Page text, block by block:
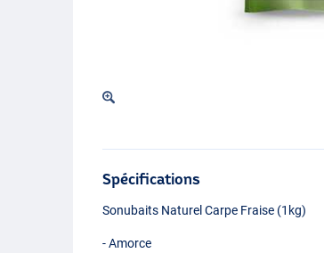
Spécifications
Sonubaits Naturel Carpe Fraise (1kg)
- Amorce